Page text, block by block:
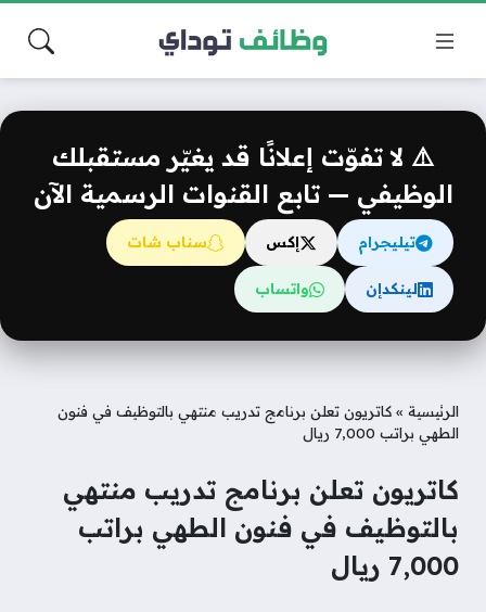
⚠️ لا تفوّت إعلانًا قد يغيّر مستقبلك
الوظيفي — تابع القنوات الرسمية الآن
تيليجرام إكس سناب شات
لينكدإن واتساب
الرئيسية » كاتريون تعلن برنامج تدريب منتهي بالتوظيف في فنون
الطهي براتب 7,000 ريال
كاتريون تعلن برنامج تدريب منتهي
بالتوظيف في فنون الطهي براتب
7,000 ريال